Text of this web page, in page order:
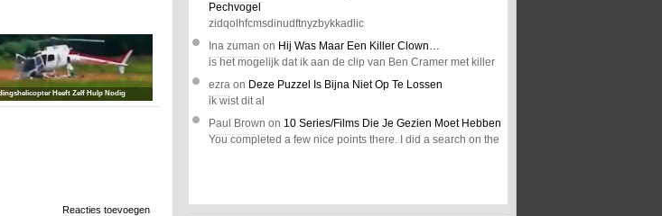
Heeft Zelf Hulp Nodig
Reacties toevoegen
Pechvogel
zidqolhfcmsdinudftnyzbykkadlic
Ina zuman on Hij Was Maar Een Killer Clown…
is het mogelijk dat ik aan de clip van Ben Cramer met killer
ezra on Deze Puzzel Is Bijna Niet Op Te Lossen
ik wist dit al
Paul Brown on 10 Series/Films Die Je Gezien Moet Hebben
You completed a few nice points there. I did a search on the